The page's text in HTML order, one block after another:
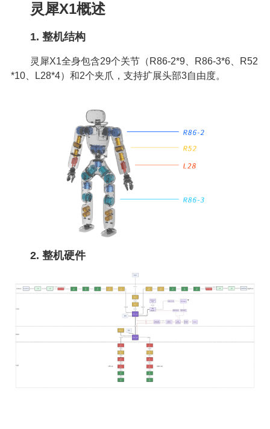
灵犀X1概述
1. 整机结构
灵犀X1全身包含29个关节（R86-2*9、R86-3*6、R52
*10、L28*4）和2个夹爪，支持扩展头部3自由度。
2. 整机硬件